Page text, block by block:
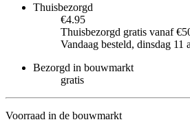
Thuisbezorgd
€4.95
Thuisbezorgd gratis vanaf
Vandaag besteld, dinsdag 11
Bezorgd in bouwmarkt
gratis
Voorraad in de bouwmarkt